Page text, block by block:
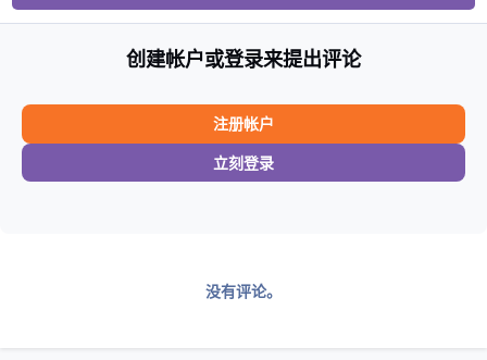
创建帐户或登录来提出评论
注册帐户
立刻登录
没有评论。